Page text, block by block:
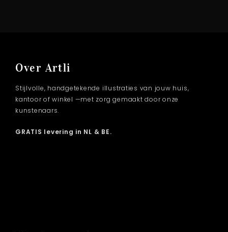
Over Artli
Stijlvolle, handgetekende illustraties van jouw huis,
kantoor of winkel —met zorg gemaakt door onze
kunstenaars.
GRATIS levering in NL & BE.